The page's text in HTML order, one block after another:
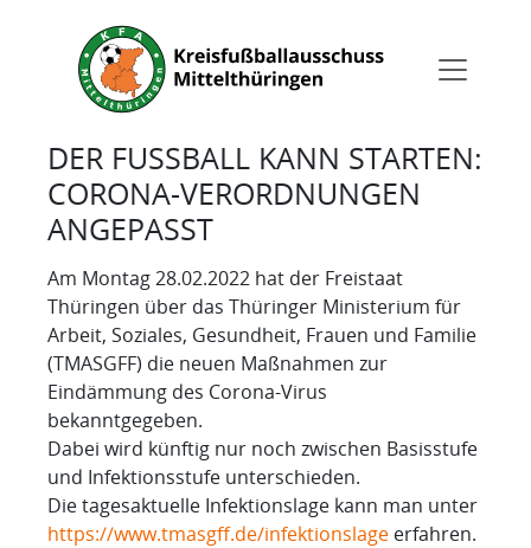
DER FUSSBALL KANN STARTEN: C
ORONA-VERORDNUNGEN A
NGEPASST
Am Montag 28.02.2022 hat der Freistaat
Thüringen über das Thüringer Ministerium für
Arbeit, Soziales, Gesundheit, Frauen und Familie
(TMASGFF) die neuen Maßnahmen zur
Eindämmung des Corona-Virus
bekanntgegeben.
Dabei wird künftig nur noch zwischen Basisstufe
und Infektionsstufe unterschieden.
Die tagesaktuelle Infektionslage kann man unter
https://www.tmasgff.de/infektionslage erfahren.